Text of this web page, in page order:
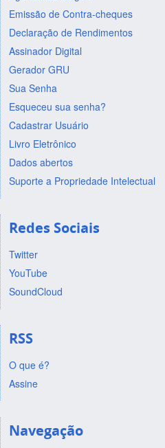
Emissão de Contra-cheques
Declaração de Rendimentos
Assinador Digital
Gerador GRU
Sua Senha
Esqueceu sua senha?
Cadastrar Usuário
Livro Eletrônico
Dados abertos
Suporte a Propriedade Intelectual
Redes Sociais
Twitter
YouTube
SoundCloud
RSS
O que é?
Assine
Navegação